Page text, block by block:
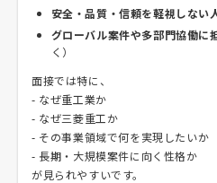
安全・品質・信頼を軽視しない
グローバル案件や多部門協働に
く）
面接では特に、
- なぜ重工業か
- なぜ三菱重工か
- その事業領域で何を実現したいか
- 長期・大規模案件に向く性格か
が見られやすいです。